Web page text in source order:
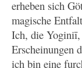
erheben sich
magische
Ich, die Yoginiī,
Erscheinungen
ich bin eine